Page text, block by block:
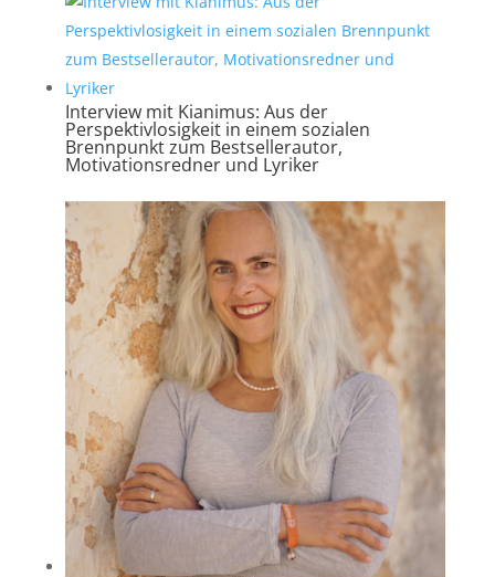
Interview mit Kianimus: Aus der
Perspektivlosigkeit in einem sozialen
Brennpunkt zum Bestsellerautor,
Motivationsredner und Lyriker